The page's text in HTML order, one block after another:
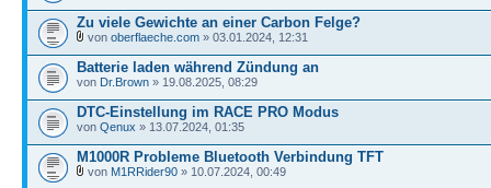
Zu viele Gewichte an einer Carbon Felge?
von oberflaeche.com » 03.01.2024, 12:31
Batterie laden während Zündung an
von Dr.Brown » 19.08.2025, 08:29
DTC-Einstellung im RACE PRO Modus
von Qenux » 13.07.2024, 01:35
M1000R Probleme Bluetooth Verbindung TFT
von M1RRider90 » 10.07.2024, 00:49